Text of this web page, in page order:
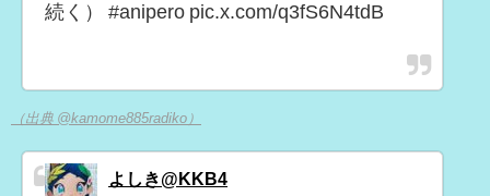
続く） #anipero pic.x.com/q3fS6N4tdB
（出典 @kamome885radiko）
よしき@KKB4